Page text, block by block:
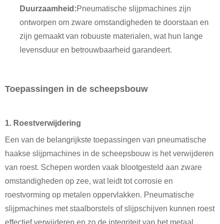
Duurzaamheid:Pneumatische slijpmachines zijn
ontworpen om zware omstandigheden te doorstaan ​​en
zijn gemaakt van robuuste materialen, wat hun lange
levensduur en betrouwbaarheid garandeert.
Toepassingen in de scheepsbouw
1. Roestverwijdering
Een van de belangrijkste toepassingen van pneumatische
haakse slijpmachines in de scheepsbouw is het verwijderen
van roest. Schepen worden vaak blootgesteld aan zware
omstandigheden op zee, wat leidt tot corrosie en
roestvorming op metalen oppervlakken. Pneumatische
slijpmachines met staalborstels of slijpschijven kunnen roest
effectief verwijderen en zo de integriteit van het metaal